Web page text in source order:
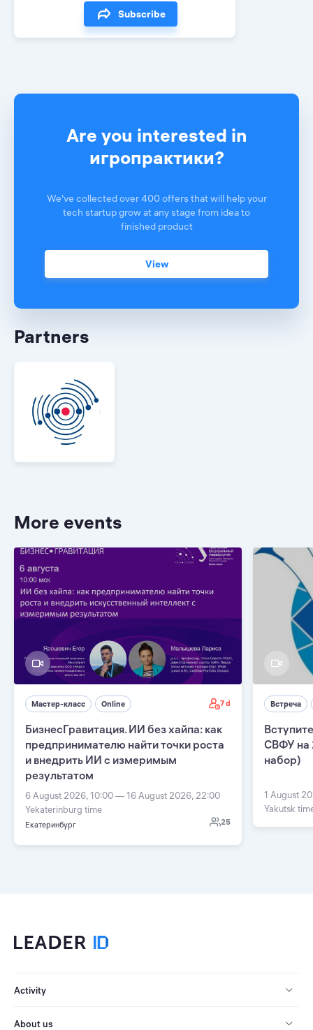
Subscribe
Are you interested in
игропрактики?
We've collected over 400 offers that will help your
tech startup grow at any stage from idea to
finished product
View
Partners
More events
Мастер-класс Online 7 d
БизнесГравитация. ИИ без хайпа: как
предпринимателю найти точки роста
и внедрить ИИ с измеримым
результатом
6 August 2026, 10:00 — 16 August 2026, 22:00
Yekaterinburg time
Екатеринбург 25
Встреча
СВФУ на
набор)
1 August
Yakutsk
Activity
About us